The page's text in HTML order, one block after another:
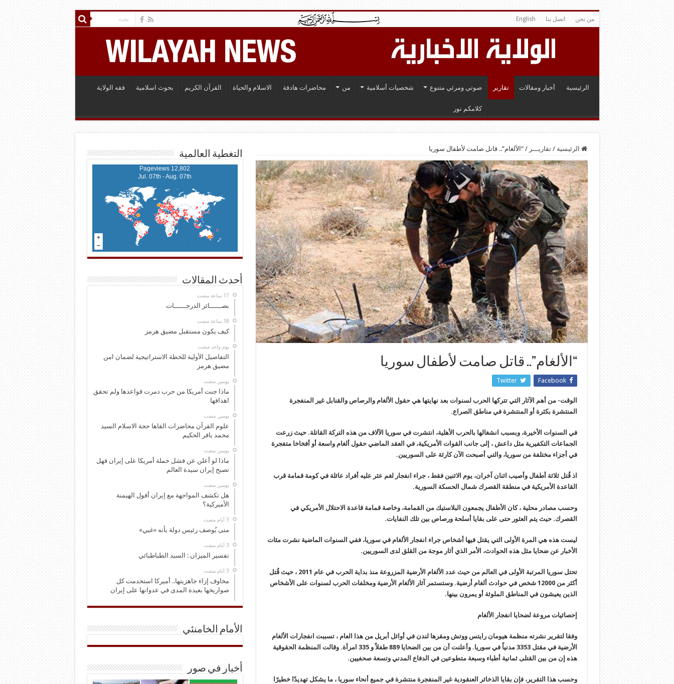
من نحن اتصل بنا English
الرئيسية أخبار ومقالات تقارير صوتي ومرئي متنوع شخصيات أسلامية من محاضرات هادفة الاسلام والحياة القرآن الكريم بحوث اسلامية فقه الولاية
كلامكم نور
الرئيسية / تقاريـــر / “الألغام”.. قاتل صامت لأطفال سوريا
“الألغام”.. قاتل صامت لأطفال سوريا
Facebook
Twitter
الوقت- من أهم الآثار التي تتركها الحرب لسنوات بعد نهايتها هي حقول الألغام والرصاص والقنابل غير المنفجرة
المنتشرة بكثرة أو المنتشرة في مناطق الصراع.
في السنوات الأخيرة، وبسبب انشغالها بالحرب الأهلية، انتشرت في سوريا الآلاف من هذه التركة القاتلة. حيث زرعت
الجماعات التكفيرية مثل داعش ، إلى جانب القوات الأمريكية، في العقد الماضي حقول ألغام واسعة أو أفخاخا متفجرة
في أجزاء مختلفة من سوريا، والتي أصبحت الآن كارثة على السوريين.
اذ قُتل ثلاثة أطفال وأصيب اثنان آخران، يوم الاثنين فقط ، جراء انفجار لغم عثر عليه أفراد عائلة في كومة قمامة قرب
القاعدة الأمريكية في منطقة القصرك شمال الحسكة السورية.
وحسب مصادر محلية ، كان الأطفال يجمعون البلاستيك من القمامة، وخاصة قمامة قاعدة الاحتلال الأمريكي في
القصرك. حيث يتم العثور حتى على بقايا أسلحة ورصاص بين تلك النفايات.
ليست هذه هي المرة الأولى التي يقتل فيها أشخاص جراء انفجار الألغام في سوريا، ففي السنوات الماضية نشرت مئات
الأخبار عن ضحايا مثل هذه الحوادث، الأمر الذي أثار موجة من القلق لدى السوريين.
تحتل سوريا المرتبة الأولى في العالم من حيث عدد الألغام الأرضية المزروعة منذ بداية الحرب في عام 2011 ، حيث قُتل
أكثر من 12000 شخص في حوادث ألغام أرضية. وستستمر آثار الألغام الأرضية ومخلفات الحرب لسنوات على الأشخاص
الذين يعيشون في المناطق الملوثة أو يمرون بينها.
إحصائيات مروعة لضحايا انفجار الألغام
وفقا لتقرير نشرته منظمة هيومان رايتس ووتش ومقرها لندن في أوائل أبريل من هذا العام ، تسببت انفجارات الألغام
الأرضية في مقتل 3353 مدنياً في سوريا. وأعلنت أن من بين الضحايا 889 طفلاً و 335 امرأة. وقالت المنظمة الحقوقية
هذه إن من بين القتلى ثمانية أطباء وسبعة متطوعين في الدفاع المدني وتسعة صحفيين.
وحسب هذا التقرير، فإن بقايا الذخائر العنقودية غير المنفجرة منتشرة في جميع أنحاء سوريا ، ما يشكل تهديدًا خطيرًا
التغطية العالمية
12,802 Pageviews
Jul. 07th - Aug. 07th
أحدث المقالات
بصــــــائر الدرجــــــات
كيف يكون مستقبل مضيق هرمز
‏يوم واحد مضت
التفاصيل الأولية للخطة الاستراتيجية لضمان امن
مضيق هرمز
‏يومين مضت
ماذا جنت أمريكا من حرب دمرت قواعدها ولم تحقق
اهدافها
‏يومين مضت
علوم القرآن محاضرات القاها حجة الاسلام السيد
محمد باقر الحكيم
‏يومين مضت
ماذا لو أعلن عن فشل حملة أمريكا على إيران فهل
تصبح إيران سيدة العالم
‏يومين مضت
هل تكشف المواجهة مع إيران أفول الهيمنة
الأميركية؟
متى يُوصف رئيس دولة بأنه «غبي»
تفسير الميزان : السيد الطباطبائي
مخاوف إزاء جاهزيتها.. أميركا استخدمت كل
صواريخها بعيدة المدى في عدوانها على إيران
الأمام الخامنئي
أخبار في صور